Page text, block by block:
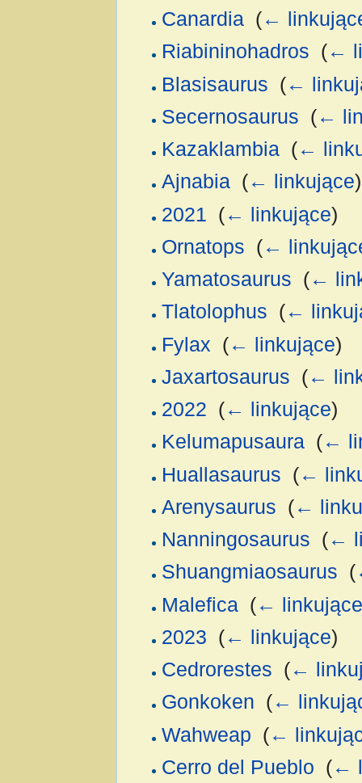
Canardia‎ (←
Riabininohadros (←
Blasisaurus (←
Secernosaurus (←
Kazaklambia‎ (←
Ajnabia‎ (← linkujące)
2021 (← linkujące)
Ornatops (←
Yamatosaurus (←
Tlatolophus (←
Fylax (← linkujące)
Jaxartosaurus (←
2022 (← linkujące)
Kelumapusaura‎ (←
Huallasaurus (←
Arenysaurus (←
Nanningosaurus (←
Shuangmiaosaurus (
Malefica‎ (← linkujące
2023 (← linkujące)
Cedrorestes (←
Gonkoken (←
Wahweap (←
Cerro del Pueblo (←